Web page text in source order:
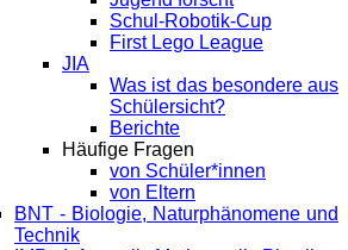
Schul-Robotik-Cup
First Lego League
JIA
Was ist das besondere aus
Schülersicht?
Berichte
Häufige Fragen
von Schüler*innen
von Eltern
BNT - Biologie, Naturphänomene und
Technik